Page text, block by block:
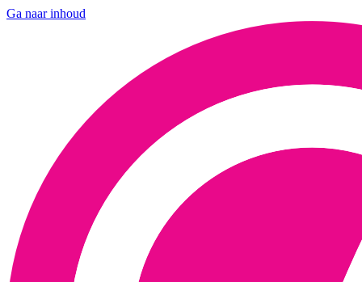
Ga naar inhoud